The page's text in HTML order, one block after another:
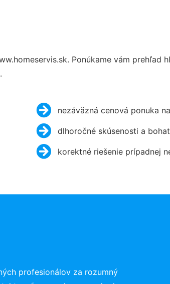
Ponúkame vám prehľad
nezáväzná cenová ponuka
dlhoročné skúsenosti a
korektné riešenie prípadnej
profesionálov za rozumný